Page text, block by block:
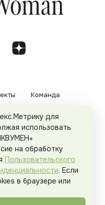
Команда
конфиденциальности
. Все права защищены.
для
использовать
на обработку
Пользовательского
. Если
в браузере или